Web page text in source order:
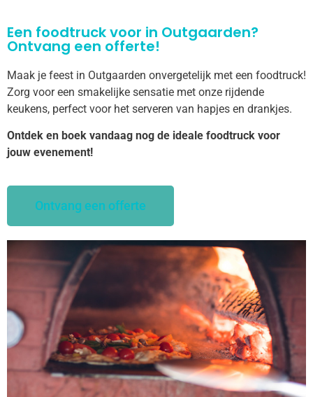
Een foodtruck voor in Outgaarden?
Ontvang een offerte!
Maak je feest in Outgaarden onvergetelijk met een foodtruck!
Zorg voor een smakelijke sensatie met onze rijdende
keukens, perfect voor het serveren van hapjes en drankjes.
Ontdek en boek vandaag nog de ideale foodtruck voor
jouw evenement!
Ontvang een offerte